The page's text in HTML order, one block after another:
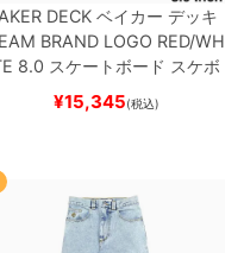
DECK ベイカー デッキ
BRAND LOGO RED/WH
8.0 スケートボード スケボ
¥15,345(税込)